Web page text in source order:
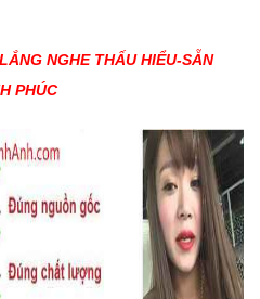
NGHE THẤU HIỂU-SẴN
PHÚC